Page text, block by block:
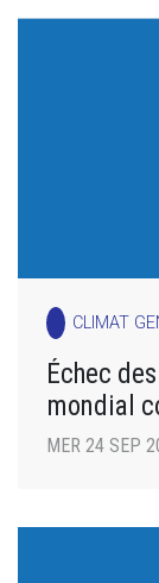
CLIMAT
Échec
mondial
MER 24 SEP